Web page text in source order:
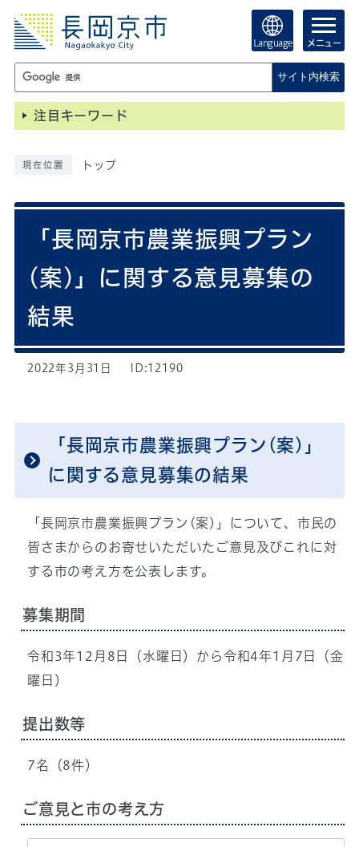
Language メニュー
サイト内検索
注目キーワード
現在位置 トップ
「長岡京市農業振興プラン
(案)」に関する意見募集の
結果
2022年3月31日 ID:12190
「長岡京市農業振興プラン(案)」
に関する意見募集の結果
「長岡京市農業振興プラン(案)」について、市民の
皆さまからのお寄せいただいたご意見及びこれに対
する市の考え方を公表します。
募集期間
令和3年12月8日（水曜日）から令和4年1月7日（金
曜日）
提出数等
7名（8件）
ご意見と市の考え方